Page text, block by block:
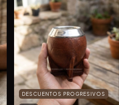
DESCUENTOS PROGRESIVOS